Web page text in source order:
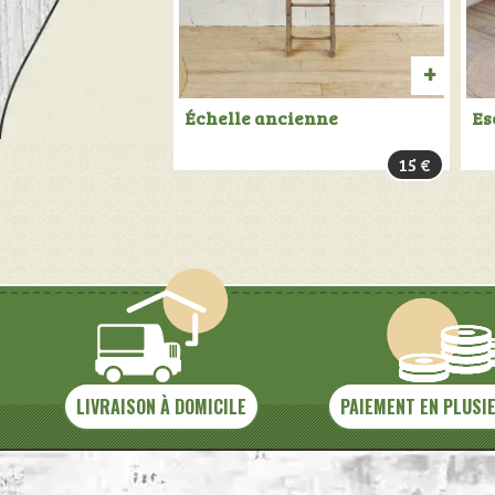
+
Échelle ancienne
15 €
LIVRAISON À DOMICILE PAIEMENT EN